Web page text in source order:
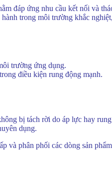
đáp ứng nhu cầu kết nối và
trong môi trường khắc
trường ứng dụng.
điều kiện rung động mạnh.
bị tách rời do áp lực hay
dụng.
và phân phối các dòng sản phẩm